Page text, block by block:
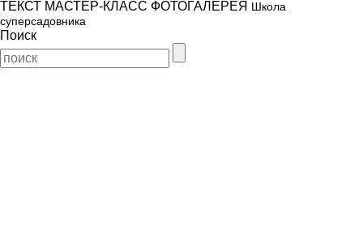
ТЕКСТ МАСТЕР-КЛАСС ФОТОГАЛЕРЕЯ Школа
суперсадовника
Поиск